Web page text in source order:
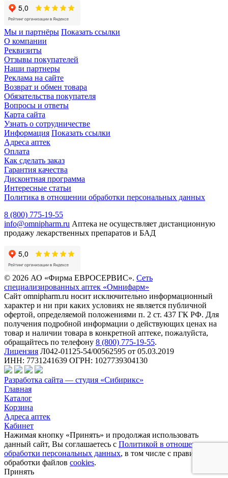
Мы и партнёры Показать ссылки
О компании
Реквизиты
Отзывы покупателей
Наши партнеры
Реклама на сайте
Возврат и обмен товара
Обязательства покупателя
Вопросы и ответы
Карта сайта
Узнать о сотрудничестве
Информация Показать ссылки
Адреса аптек
Оплата
Как сделать заказ
Гарантия качества
Дисконтная программа
Интересные статьи
Политика в отношении обработки персональных данных
8 (800) 775-19-55
info@omnipharm.ru Аптека не осуществляет дистанционную
продажу лекарственных препаратов и БАД
© 2026 АО «Фирма ЕВРОСЕРВИС». Сеть
специализированных аптек «Омнифарм»
Сайт omnipharm.ru носит исключительно информационный
характер и ни при каких условиях не является публичной
офертой, определяемой положениями п. 2 ст. 437 ГК РФ. Для
получения подробной информации о действующих ценах на
товар и наличии товара в конкретной аптеке, пожалуйста,
обращайтесь по телефону 8 (800) 775-19-55.
Лицензия Л042-01125-54/00562595 от 05.03.2019
ИНН: 7731241639 ОГРН: 1027739304130
Разработка сайта — студия «Сибирикс»
Главная
Каталог
Корзина
Адреса аптек
Кабинет
Нажимая кнопку «Принять» и продолжая использовать
данный сайт, Вы соглашаетесь с Политикой в отношении
обработки персональных данных, в том числе с правилами
обработки файлов cookies.
Принять